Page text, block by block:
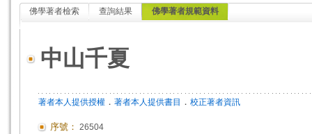
佛學著者檢索 查詢結果 佛學著者規範資料
中山千夏
著者本人提供授權 ． 著者本人提供書目 ． 校正著者資訊
序號： 26504